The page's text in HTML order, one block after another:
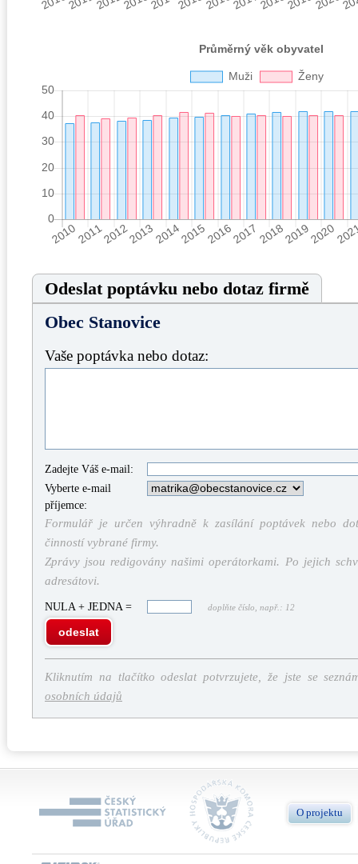
Odeslat poptávku nebo dotaz firmě
Obec Stanovice
Vaše poptávka nebo dotaz:
Zadejte Váš e-mail:
Vyberte e-mail
příjemce:
Formulář je určen výhradně k zasílání poptávek nebo
činností vybrané firmy.
Zprávy jsou redigovány našimi operátorkami. Po jejich
adresátovi.
NULA + JEDNA = doplňte číslo, např.: 12
odeslat
Kliknutím na tlačítko odeslat potvrzujete, že jste se
osobních údajů
O projektu